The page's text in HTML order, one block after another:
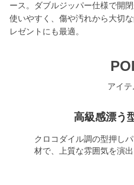
ース。ダブルジッパー仕様で開
使いやすく、傷や汚れから大切
レゼントにも最適。
アイ
高級感漂う
クロコダイル調の型押し
材で、上質な雰囲気を演出